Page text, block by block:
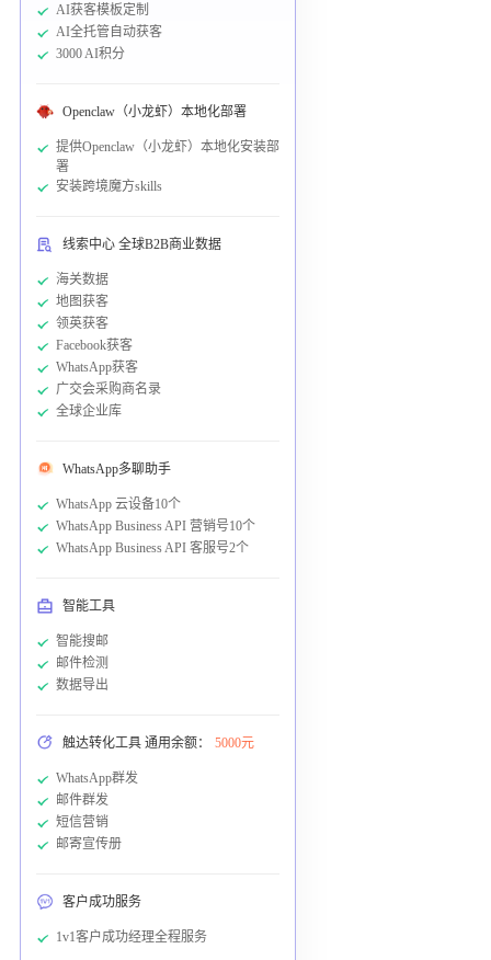
AI获客模板定制
AI全托管自动获客
3000 AI积分
Openclaw（小龙虾）本地化部署
提供Openclaw（小龙虾）本地化安装部
署
安装跨境魔方skills
线索中心 全球B2B商业数据
海关数据
地图获客
领英获客
Facebook获客
WhatsApp获客
广交会采购商名录
全球企业库
WhatsApp多聊助手
WhatsApp 云设备10个
WhatsApp Business API 营销号10个
WhatsApp Business API 客服号2个
智能工具
智能搜邮
邮件检测
数据导出
触达转化工具 通用余额： 5000元
WhatsApp群发
邮件群发
短信营销
邮寄宣传册
客户成功服务
1v1客户成功经理全程服务